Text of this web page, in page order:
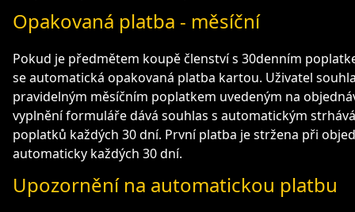
Opakovaná platba - měsíční
Pokud je předmětem koupě členství s 30denním
se automatická opakovaná platba kartou. Uživatel
pravidelným měsíčním poplatkem uvedeným na
vyplnění formuláře dává souhlas s automatickým
poplatků každých 30 dní. První platba je stržena při
automaticky každých 30 dní.
Upozornění na automatickou platbu